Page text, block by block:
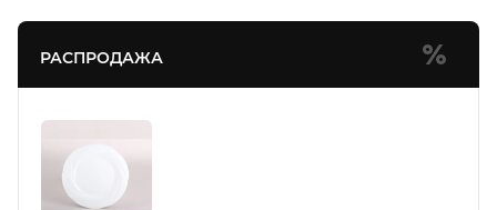
РАСПРОДАЖА